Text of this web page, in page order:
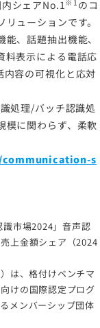
シェアNo.1※1 のコ
ューションです。
、話題抽出機能、
料表示による電話応
内容の可視化と応対
処理/バッチ認識処
模に関わらず、柔軟
s
市場2024」音声認
上金額シェア（2024
は、格付けベンチマ
けの国際認定プログ
メンバーシップ団体